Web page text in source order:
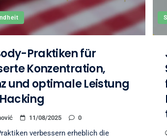
Praktiken für
Konzentration,
und optimale Leistung
11/08/2025 0
verbessern erheblich die